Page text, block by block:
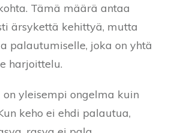
Tämä määrä antaa
ärsykettä kehittyä, mutta
palautumiselle, joka on yhtä
harjoittelu.
yleisempi ongelma kuin
keho ei ehdi palautua,